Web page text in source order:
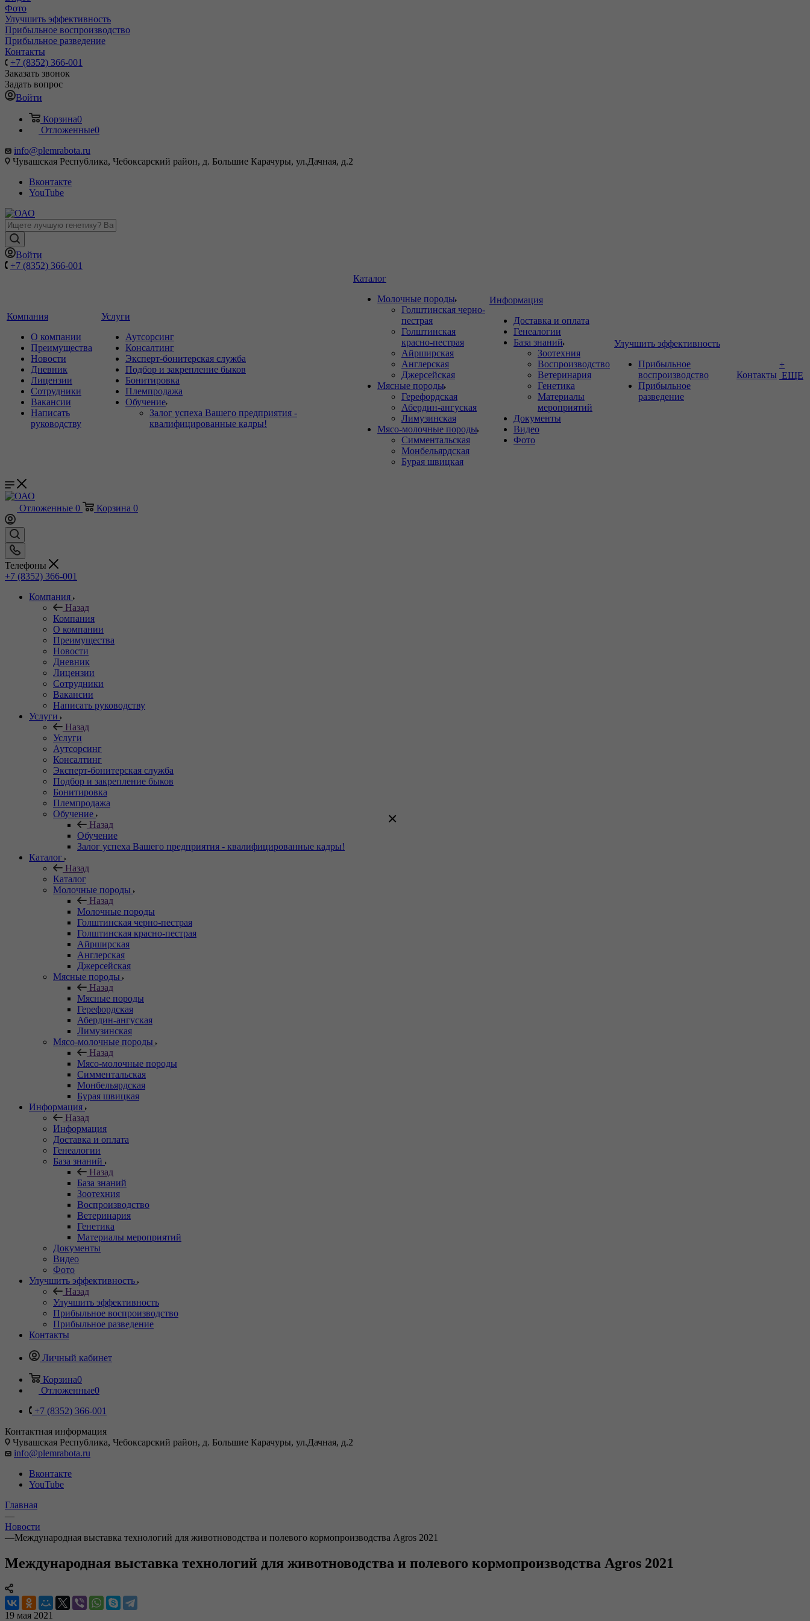
Фото
Улучшить эффективность
Прибыльное воспроизводство
Прибыльное разведение
Контакты
+7 (8352) 366-001
Заказать звонок
Задать вопрос
Войти
Корзина0
Отложенные0
info@plemrabota.ru
Чувашская Республика, Чебоксарский район, д. Большие Карачуры, ул.Дачная, д.2
Вконтакте
YouTube
Войти
+7 (8352) 366-001
Компания
О компании
Преимущества
Новости
Дневник
Лицензии
Сотрудники
Вакансии
Написать
руководству
Услуги
Аутсорсинг
Консалтинг
Эксперт-бонитерская служба
Подбор и закрепление быков
Бонитировка
Племпродажа
Обучение
Залог успеха Вашего предприятия -
квалифицированные кадры!
Каталог
Молочные породы
Голштинская черно-
пестрая
Голштинская
красно-пестрая
Айрширская
Англерская
Джерсейская
Мясные породы
Герефордская
Абердин-ангуская
Лимузинская
Мясо-молочные породы
Симментальская
Монбельярдская
Бурая швицкая
Информация
Доставка и оплата
Генеалогии
База знаний
Зоотехния
Воспроизводство
Ветеринария
Генетика
Материалы
мероприятий
Документы
Видео
Фото
Улучшить эффективность
Прибыльное
воспроизводство
Прибыльное
разведение
Контакты
+
ЕЩЕ
Отложенные 0 Корзина 0
Телефоны
+7 (8352) 366-001
Компания
Назад
Компания
О компании
Преимущества
Новости
Дневник
Лицензии
Сотрудники
Вакансии
Написать руководству
Услуги
Назад
Услуги
Аутсорсинг
Консалтинг
Эксперт-бонитерская служба
Подбор и закрепление быков
Бонитировка
Племпродажа
Обучение
Назад
Обучение
Залог успеха Вашего предприятия - квалифицированные кадры!
Каталог
Назад
Каталог
Молочные породы
Назад
Молочные породы
Голштинская черно-пестрая
Голштинская красно-пестрая
Айрширская
Англерская
Джерсейская
Мясные породы
Назад
Мясные породы
Герефордская
Абердин-ангуская
Лимузинская
Мясо-молочные породы
Назад
Мясо-молочные породы
Симментальская
Монбельярдская
Бурая швицкая
Информация
Назад
Информация
Доставка и оплата
Генеалогии
База знаний
Назад
База знаний
Зоотехния
Воспроизводство
Ветеринария
Генетика
Материалы мероприятий
Документы
Видео
Фото
Улучшить эффективность
Назад
Улучшить эффективность
Прибыльное воспроизводство
Прибыльное разведение
Контакты
Личный кабинет
Корзина0
Отложенные0
+7 (8352) 366-001
Контактная информация
Чувашская Республика, Чебоксарский район, д. Большие Карачуры, ул.Дачная, д.2
info@plemrabota.ru
Вконтакте
YouTube
Главная
—
Новости
—Международная выставка технологий для животноводства и полевого кормопроизводства Agros 2021
Международная выставка технологий для животноводства и полевого кормопроизводства Agros 2021
19 мая 2021
×